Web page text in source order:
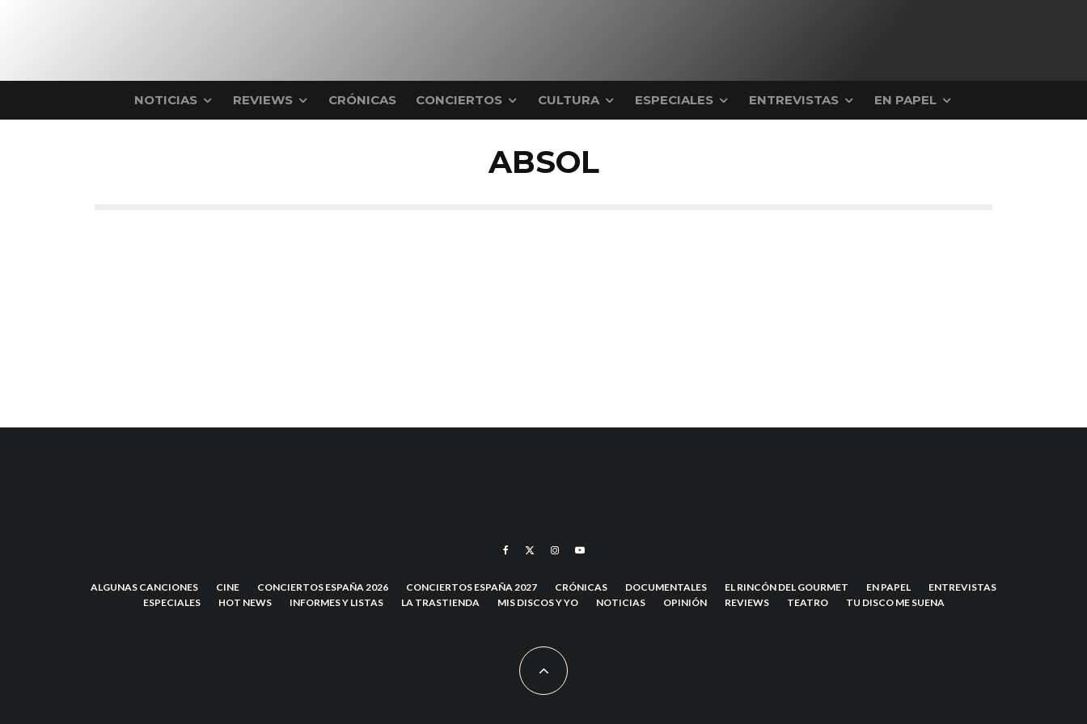
NOTICIAS REVIEWS CRÓNICAS CONCIERTOS CULTURA ESPECIALES ENTREVISTAS EN PAPEL
ABSOL
ALGUNAS CANCIONES CINE CONCIERTOS ESPAÑA 2026 CONCIERTOS ESPAÑA 2027 CRÓNICAS DOCUMENTALES EL RINCÓN DEL GOURMET EN PAPEL
ENTREVISTAS
ESPECIALES
HOT NEWS INFORMES Y LISTAS LA TRASTIENDA MIS DISCOS Y YO NOTICIAS OPINIÓN REVIEWS TEATRO TU DISCO ME SUENA